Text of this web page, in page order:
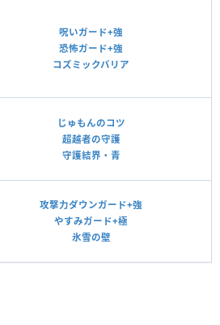
呪いガード+強
恐怖ガード+強
コズミックバリア
じゅもんのコツ
超越者の守護
守護結界・青
攻撃力ダウンガード+強
やすみガード+極
氷雪の壁